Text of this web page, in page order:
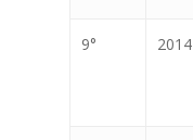
9° 2014